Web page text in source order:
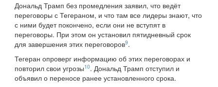
Дональд Трамп без промедления заявил, что ведёт
переговоры с Тегераном, и что там все лидеры знают, что
с ними будет покончено, если они не вступят в
переговоры. При этом он установил пятидневный срок
для завершения этих переговоров9.
Тегеран опроверг информацию об этих переговорах и
повторил свои угрозы10. Дональд Трамп отступил и
объявил о переносе ранее установленного срока.